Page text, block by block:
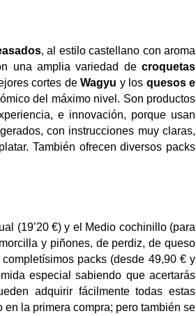
, al estilo castellano con aroma
una amplia variedad decroquetas
cortes deWagyu y los quesos e
del máximo nivel. Son productos
e innovación, porque usan
con instrucciones muy claras,
También ofrecen diversos packs
(19’20 €) y el Medio cochinillo (para
y piñones, de perdiz, de queso
packs (desde 49,90 € y
especial sabiendo que acertarás
adquirir fácilmente todas estas
la primera compra; pero también se